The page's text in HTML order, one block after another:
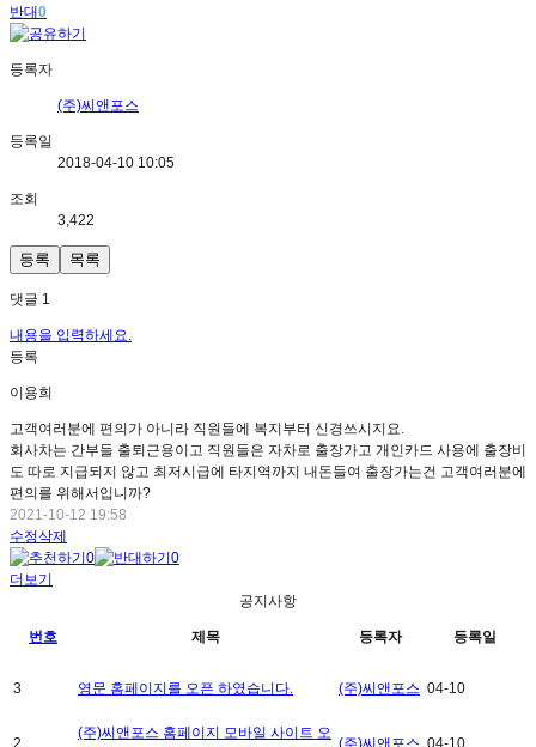
반대0
등록자
(주)씨앤포스
등록일
2018-04-10 10:05
조회
3,422
등록 목록
댓글 1
내용을 입력하세요.
등록
이용희
고객여러분에 편의가 아니라 직원들에 복지부터 신경쓰시지요.
회사차는 간부들 출퇴근용이고 직원들은 자차로 출장가고 개인카드 사용에 출장비
도 따로 지급되지 않고 최저시급에 타지역까지 내돈들여 출장가는건 고객여러분에
편의를 위해서입니까?
2021-10-12 19:58
수정삭제
0
0
더보기
공지사항
번호 제목 등록자 등록일
3 영문 홈페이지를 오픈 하였습니다. (주)씨앤포스 04-10
2
(주)씨앤포스 홈페이지 모바일 사이트 오
(주)씨앤포스 04-10